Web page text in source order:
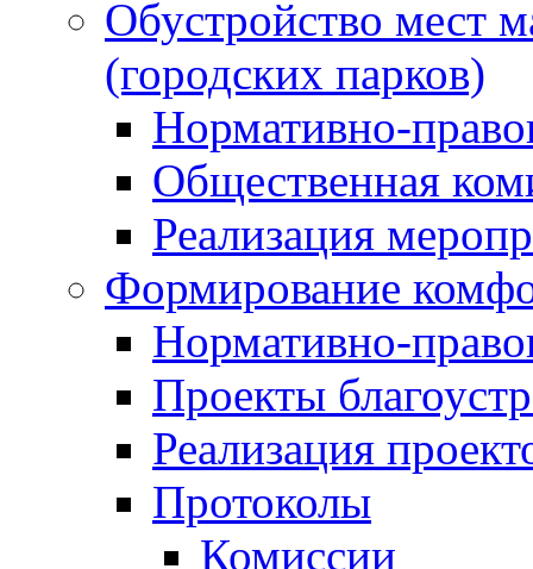
Обустройство мест
(городских парков)
Нормативно-
Общественная
Реализация
Формирование
Нормативно-
Проекты
Реализация
Протоколы
Комиссии